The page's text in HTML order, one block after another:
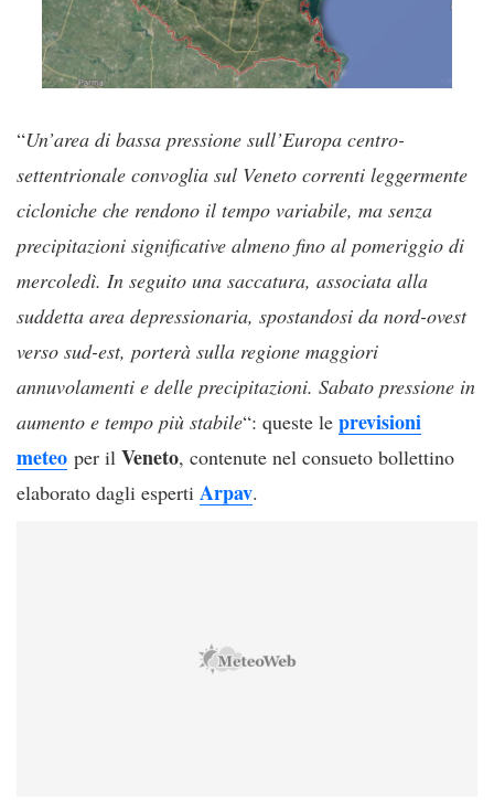
“Un’area di bassa pressione sull’Europa centro-
settentrionale convoglia sul Veneto correnti leggermente
cicloniche che rendono il tempo variabile, ma senza
precipitazioni significative almeno fino al pomeriggio di
mercoledì. In seguito una saccatura, associata alla
suddetta area depressionaria, spostandosi da nord-ovest
verso sud-est, porterà sulla regione maggiori
annuvolamenti e delle precipitazioni. Sabato pressione in
aumento e tempo più stabile“: queste le previsioni
meteo per il Veneto, contenute nel consueto bollettino
elaborato dagli esperti Arpav.